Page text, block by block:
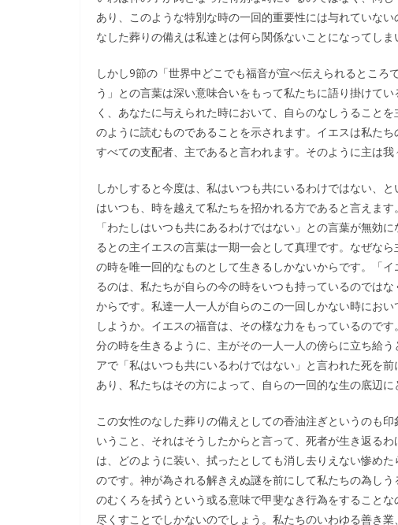
あり、このような特別な時の一回的重要性には与れていな
なした葬りの備えは私達とは何ら関係ないことになってしま
しかし9節の「世界中どこでも福音が宣べ伝えられるとこ
う」との言葉は深い意味合いをもって私たちに語り掛けて
く、あなたに与えられた時において、自らのなしうること
のように読むものであることを示されます。イエスは私た
すべての支配者、主であると言われます。そのように主は我
しかしすると今度は、私はいつも共にいるわけではない、
はいつも、時を越えて私たちを招かれる方であると言えま
「わたしはいつも共にあるわけではない」との言葉が無効
るとの主イエスの言葉は一期一会として真理です。なぜな
の時を唯一回的なものとして生きるしかないからです。「
るのは、私たちが自らの今の時をいつも持っているのでは
からです。私達一人一人が自らのこの一回しかない時にお
しようか。イエスの福音は、その様な力をもっているので
分の時を生きるように、主がその一人一人の傍らに立ち給
アで「私はいつも共にいるわけではない」と言われた死を
あり、私たちはその方によって、自らの一回的な生の底辺
この女性のなした葬りの備えとしての香油注ぎというのも
いうこと、それはそうしたからと言って、死者が生き返る
は、どのように装い、拭ったとしても消し去りえない惨め
のです。神が為される解きえぬ謎を前にして私たちの為し
のむくろを拭うという或る意味で甲斐なき行為をすること
尽くすことでしかないのでしょう。私たちのいわゆる善き